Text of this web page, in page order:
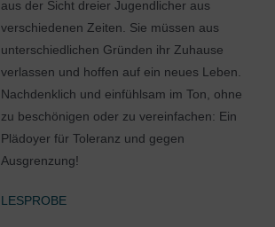
aus der Sicht dreier Jugendlicher aus
verschiedenen Zeiten. Sie müssen aus
unterschiedlichen Gründen ihr Zuhause
verlassen und hoffen auf ein neues Leben.
Nachdenklich und einfühlsam im Ton, ohne
zu beschönigen oder zu vereinfachen: Ein
Plädoyer für Toleranz und gegen
Ausgrenzung!
LESPROBE